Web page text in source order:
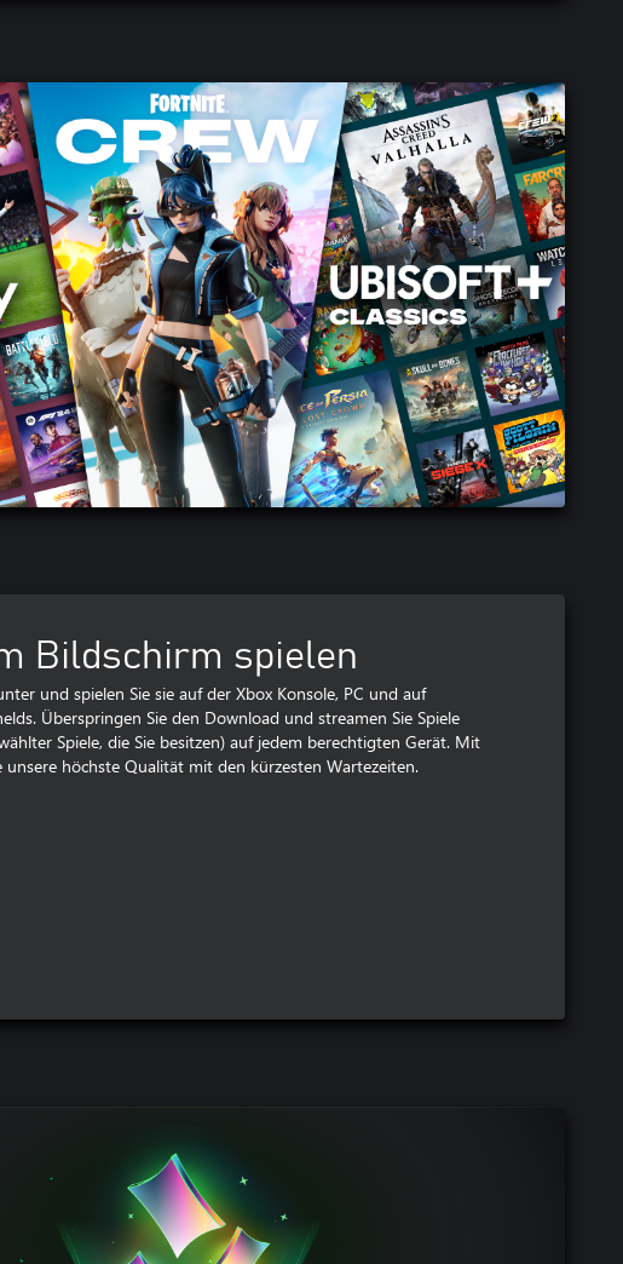
Bildschirm spielen
und spielen Sie sie auf der Xbox Konsole, PC und auf
Überspringen Sie den Download und streamen Sie Spiele
Spiele, die Sie besitzen) auf jedem berechtigten Gerät. Mit
unsere höchste Qualität mit den kürzesten Wartezeiten.